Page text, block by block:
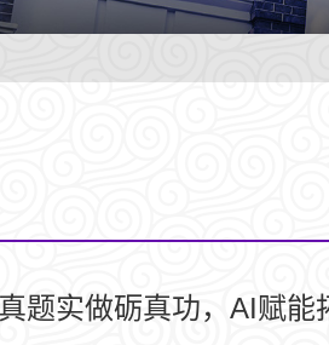
真题实做砺真功，AI赋